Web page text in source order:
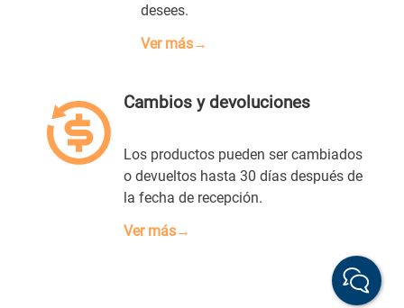
desees.
Ver más→
Cambios y devoluciones
Los productos pueden ser cambiados
o devueltos hasta 30 días después de
la fecha de recepción.
Ver más→